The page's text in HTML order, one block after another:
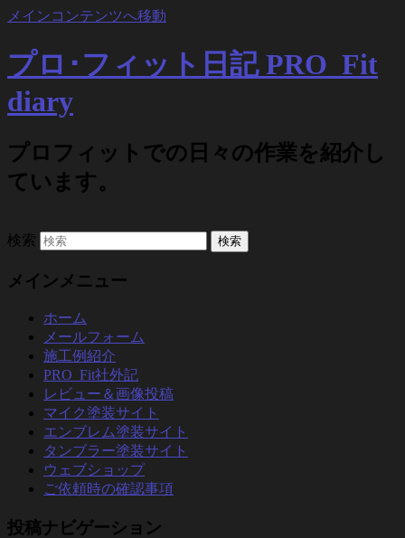
メインコンテンツへ移動
プロ･フィット日記 PRO_Fit
diary
プロフィットでの日々の作業を紹介し
ています。
検索
メインメニュー
ホーム
メールフォーム
施工例紹介
PRO_Fit社外記
レビュー＆画像投稿
マイク塗装サイト
エンブレム塗装サイト
タンブラー塗装サイト
ウェブショップ
ご依頼時の確認事項
投稿ナビゲーション